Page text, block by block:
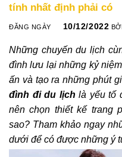
tính nhất định phải có
ĐĂNG NGÀY 10/12/2022 BỞI
Những chuyến du lịch
đình lưu lại những kỷ
ấn và tạo ra những phút
đình đi du lịch là yếu tố
nên chọn thiết kế trang
sao? Tham khảo ngay
dưới để có được những ý